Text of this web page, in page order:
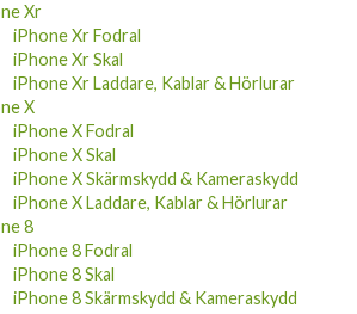
Xr
iPhone Xr Fodral
iPhone Xr Skal
iPhone Xr Laddare, Kablar & Hörlurar
X
iPhone X Fodral
iPhone X Skal
iPhone X Skärmskydd & Kameraskydd
iPhone X Laddare, Kablar & Hörlurar
8
iPhone 8 Fodral
iPhone 8 Skal
iPhone 8 Skärmskydd & Kameraskydd